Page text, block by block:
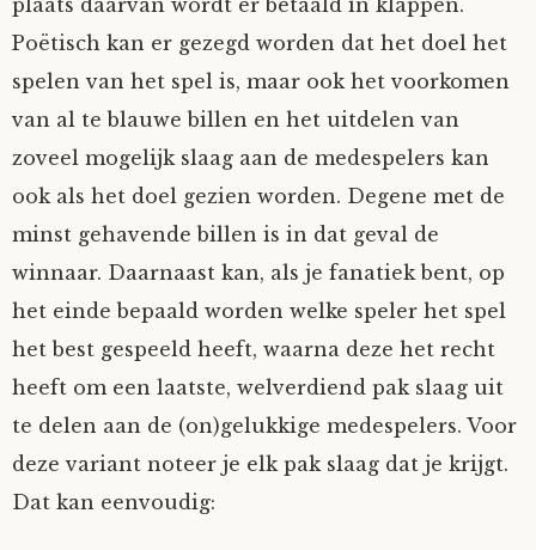
plaats daarvan wordt er betaald in klappen.
Poëtisch kan er gezegd worden dat het doel het
spelen van het spel is, maar ook het voorkomen
van al te blauwe billen en het uitdelen van
zoveel mogelijk slaag aan de medespelers kan
ook als het doel gezien worden. Degene met de
minst gehavende billen is in dat geval de
winnaar. Daarnaast kan, als je fanatiek bent, op
het einde bepaald worden welke speler het spel
het best gespeeld heeft, waarna deze het recht
heeft om een laatste, welverdiend pak slaag uit
te delen aan de (on)gelukkige medespelers. Voor
deze variant noteer je elk pak slaag dat je krijgt.
Dat kan eenvoudig: